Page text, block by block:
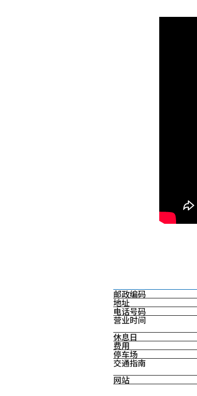
邮政编码
地址
电话号码
营业时间
休息日
费用
停车场
交通指南
网站